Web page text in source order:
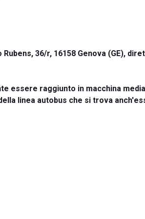
36/r, 16158 Genova (GE),
essere raggiunto in macchina
linea autobus che si trova